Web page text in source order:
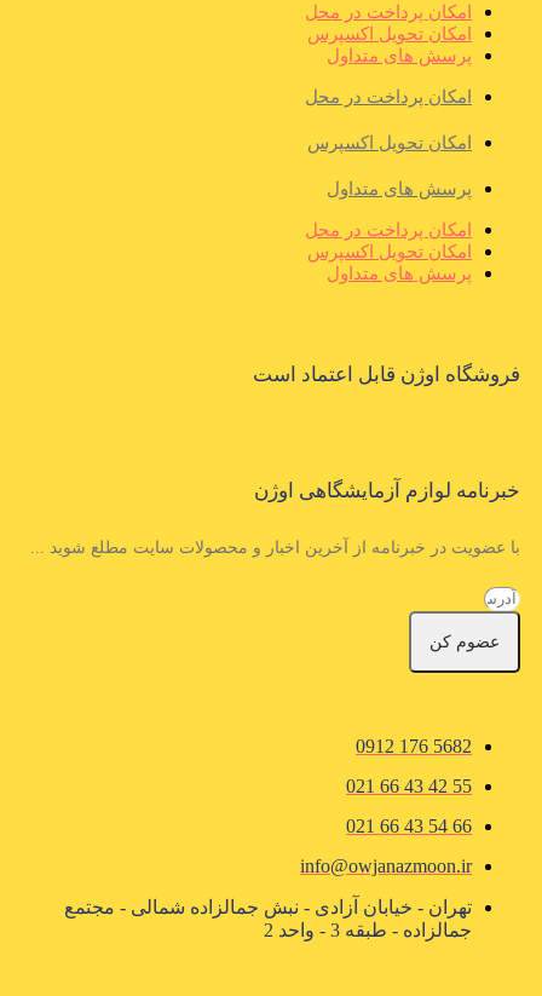
امکان پرداخت در محل
امکان تحویل اکسپرس
پرسش های متداول
امکان پرداخت در محل
امکان تحویل اکسپرس
پرسش های متداول
امکان پرداخت در محل
امکان تحویل اکسپرس
پرسش های متداول
فروشگاه اوژن قابل اعتماد است
خبرنامه لوازم آزمایشگاهی اوژن
با عضویت در خبرنامه از آخرین اخبار و محصولات سایت مطلع شوید ...
عضوم کن
5682 176 0912
55 42 43 66 021
66 54 43 66 021
info@owjanazmoon.ir
تهران - خیابان آزادی - نبش جمالزاده شمالی - مجتمع
جمالزاده - طبقه 3 - واحد 2